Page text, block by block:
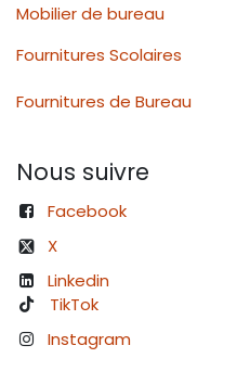
Mobilier de bureau
Fournitures Scolaires
Fournitures de Bureau
Nous suivre
Facebook
X
Linkedin
TikTok
Instagram